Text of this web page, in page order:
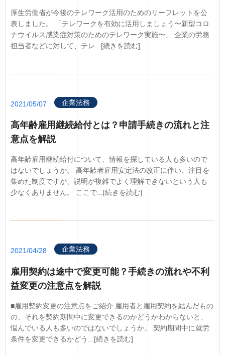
厚生労働省が今後のテレワーク活用のためのリーフレットを公
表しました。 「テレワークを有効に活用しましょう〜新型コロ
ナウイルス感染症対策のためのテレワーク実施〜」 企業の労務
担当者などに対して、テレ...[続きを読む]
2021/05/07 企業法務
高年齢雇用継続給付とは？申請手続きの流れと注
意点を解説
高年齢雇用継続給付について、情報を探している人も多いので
はないでしょうか。 高年齢者雇用安定法の改正に伴い、注目を
集めた制度ですが、説明が複雑でよく理解できないという人も
少なくありません。 ここで...[続きを読む]
2021/04/28 企業法務
雇用契約は途中で変更可能？手続きの流れや不利
益変更の注意点を解説
■雇用契約変更の注意点をご紹介 雇用者と雇用契約を結んだもの
の、それを契約期間中に変更できるのかどうかわからないと、
悩んでいる人も多いのではないでしょうか。 契約期間中に就労
条件を変更できるかどう...[続きを読む]